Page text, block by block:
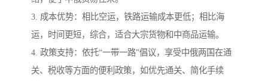
3. 成本优势：相比空运，铁路运输成本更低；相比海
运，时间更短，综合，适合大宗货物和中商品运输。
4. 政策支持：依托“一带一路”倡议，享受中俄两国在通
关、税收等方面的便利政策，如优先通关、简化手续